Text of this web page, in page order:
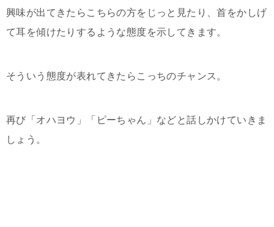
興味が出てきたらこちらの方をじっと見たり、首をかしげ
て耳を傾けたりするような態度を示してきます。
そういう態度が表れてきたらこっちのチャンス。
再び「オハヨウ」「ピーちゃん」などと話しかけていきま
しょう。